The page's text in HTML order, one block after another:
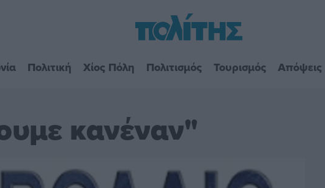
Πολιτική Χίος Πόλη Πολιτισμός Τουρισμός Απόψεις
κανέναν"